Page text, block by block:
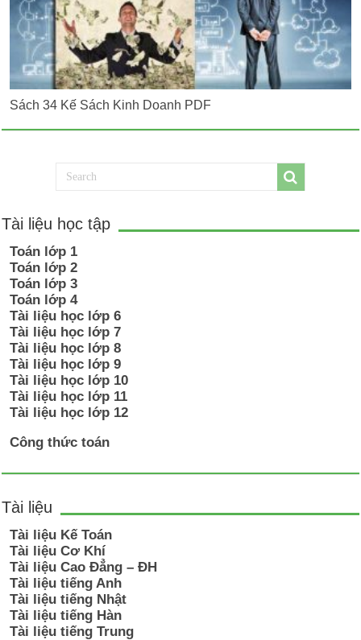
Sách 34 Kế Sách Kinh Doanh PDF
Tài liệu học tập
Toán lớp 1
Toán lớp 2
Toán lớp 3
Toán lớp 4
Tài liệu học lớp 6
Tài liệu học lớp 7
Tài liệu học lớp 8
Tài liệu học lớp 9
Tài liệu học lớp 10
Tài liệu học lớp 11
Tài liệu học lớp 12
Công thức toán
Tài liệu
Tài liệu Kế Toán
Tài liệu Cơ Khí
Tài liệu Cao Đẳng – ĐH
Tài liệu tiếng Anh
Tài liệu tiếng Nhật
Tài liệu tiếng Hàn
Tài liệu tiếng Trung